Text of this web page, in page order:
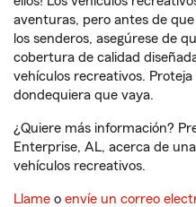
aventuras, pero antes de
los senderos, asegúrese de
cobertura de calidad
vehículos recreativos.
dondequiera que vaya.
¿Quiere más información?
Enterprise, AL, acerca de
vehículos recreativos.
Llame o envíe un correo